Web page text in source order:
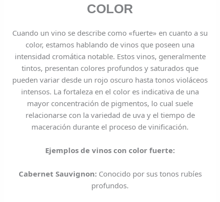
COLOR
Cuando un vino se describe como «fuerte» en cuanto a su
color, estamos hablando de vinos que poseen una
intensidad cromática notable. Estos vinos, generalmente
tintos, presentan colores profundos y saturados que
pueden variar desde un rojo oscuro hasta tonos violáceos
intensos. La fortaleza en el color es indicativa de una
mayor concentración de pigmentos, lo cual suele
relacionarse con la variedad de uva y el tiempo de
maceración durante el proceso de vinificación.
Ejemplos de vinos con color fuerte:
Cabernet Sauvignon:Conocido por sus tonos rubíes
profundos.